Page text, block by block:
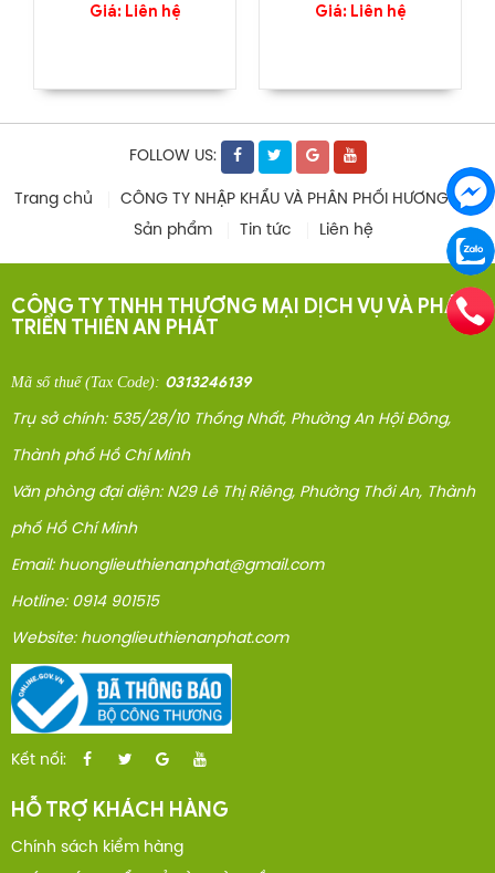
Giá: Liên hệ
Giá: Liên hệ
FOLLOW US:
Trang chủ
CÔNG TY NHẬP KHẨU VÀ PHÂN PHỐI HƯƠNG LIỆU
Sản phẩm
Tin tức Liên hệ
CÔNG TY TNHH THƯƠNG MẠI DỊCH VỤ VÀ PHÁT
TRIỂN THIÊN AN PHÁT
Mã số thuế(Tax Code): 0313246139
Trụ sở chính: 535/28/10 Thống Nhất, Phường An Hội Đông,
Thành phố Hồ Chí Minh
Văn phòng đại diện: N29 Lê Thị Riêng, Phường Thới An, Thành
phố Hồ Chí Minh
Email: huonglieuthienanphat@gmail.com
Hotline: 0914 901515
Website: huonglieuthienanphat.com
Kết nối:
HỖ TRỢ KHÁCH HÀNG
Chính sách kiểm hàng